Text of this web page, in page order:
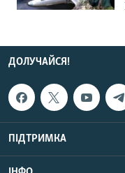
ДОЛУЧАЙСЯ!
ПІДТРИМКА